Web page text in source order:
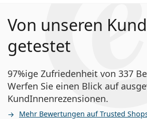
Von unseren
getestet
97%ige Zufriedenheit von 337
Werfen Sie einen Blick auf
KundInnenrezensionen.
Mehr Bewertungen auf Trusted